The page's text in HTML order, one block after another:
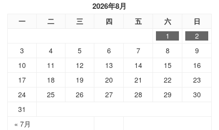
2026年8月
一 二 三 四 五 六 日
« 7月
1
2
3
4 5 6 7 8
9
10
11 12 13 14 15
16
17
18 19 20 21 22
23
24
25 26 27 28 29
30
31